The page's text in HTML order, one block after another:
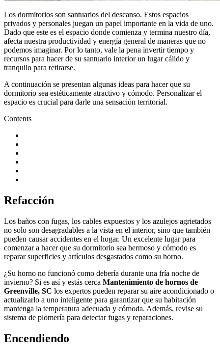
Los dormitorios son santuarios del descanso. Estos espacios
privados y personales juegan un papel importante en la vida de uno.
Dado que este es el espacio donde comienza y termina nuestro día,
afecta nuestra productividad y energía general de maneras que no
podemos imaginar. Por lo tanto, vale la pena invertir tiempo y
recursos para hacer de su santuario interior un lugar cálido y
tranquilo para retirarse.
A continuación se presentan algunas ideas para hacer que su
dormitorio sea estéticamente atractivo y cómodo. Personalizar el
espacio es crucial para darle una sensación territorial.
Contents
Refacción
Los baños con fugas, los cables expuestos y los azulejos agrietados
no solo son desagradables a la vista en el interior, sino que también
pueden causar accidentes en el hogar. Un excelente lugar para
comenzar a hacer que su dormitorio sea hermoso y cómodo es
reparar superficies y artículos desgastados como su horno.
¿Su horno no funcionó como debería durante una fría noche de
invierno? Si es así y estás cerca Mantenimiento de hornos de
Greenville, SC los expertos pueden reparar su aire acondicionado o
actualizarlo a uno inteligente para garantizar que su habitación
mantenga la temperatura adecuada y cómoda. Además, revise su
sistema de plomería para detectar fugas y reparaciones.
Encendiendo